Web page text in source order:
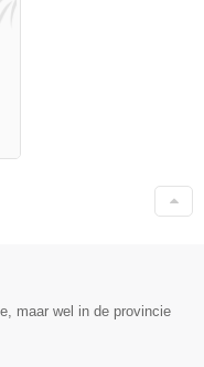
maar wel in de provincie